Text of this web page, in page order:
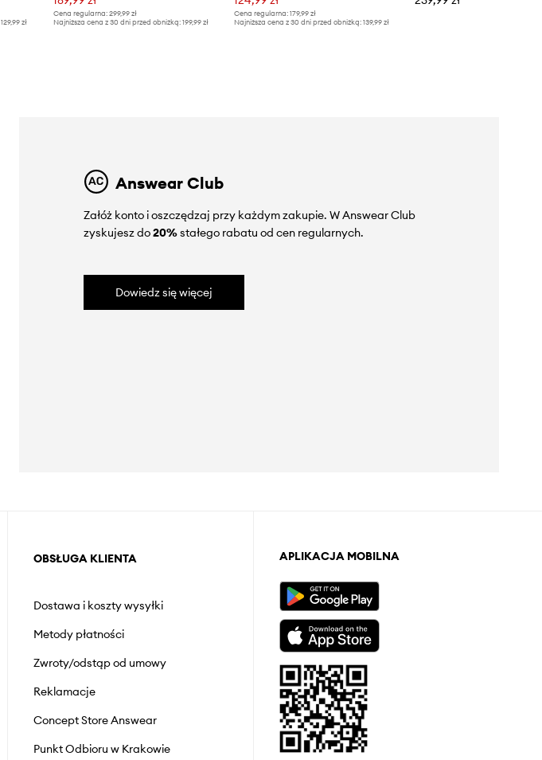
129,99 zł
Cena regularna: 299,99 zł
Najniższa cena z 30 dni przed obniżką: 199,99 zł
Cena regularna:179,99 zł
Najniższa cena z 30 dni przed obniżką:139,99 zł
Answear Club
Załóż konto i oszczędzaj przy każdym zakupie. W Answear Club
zyskujesz do20%stałego rabatu od cen regularnych.
Dowiedz się więcej
OBSŁUGA KLIENTA
Dostawa i koszty wysyłki
Metody płatności
Zwroty/odstąp od umowy
Reklamacje
Concept Store Answear
Punkt Odbioru w Krakowie
APLIKACJA MOBILNA